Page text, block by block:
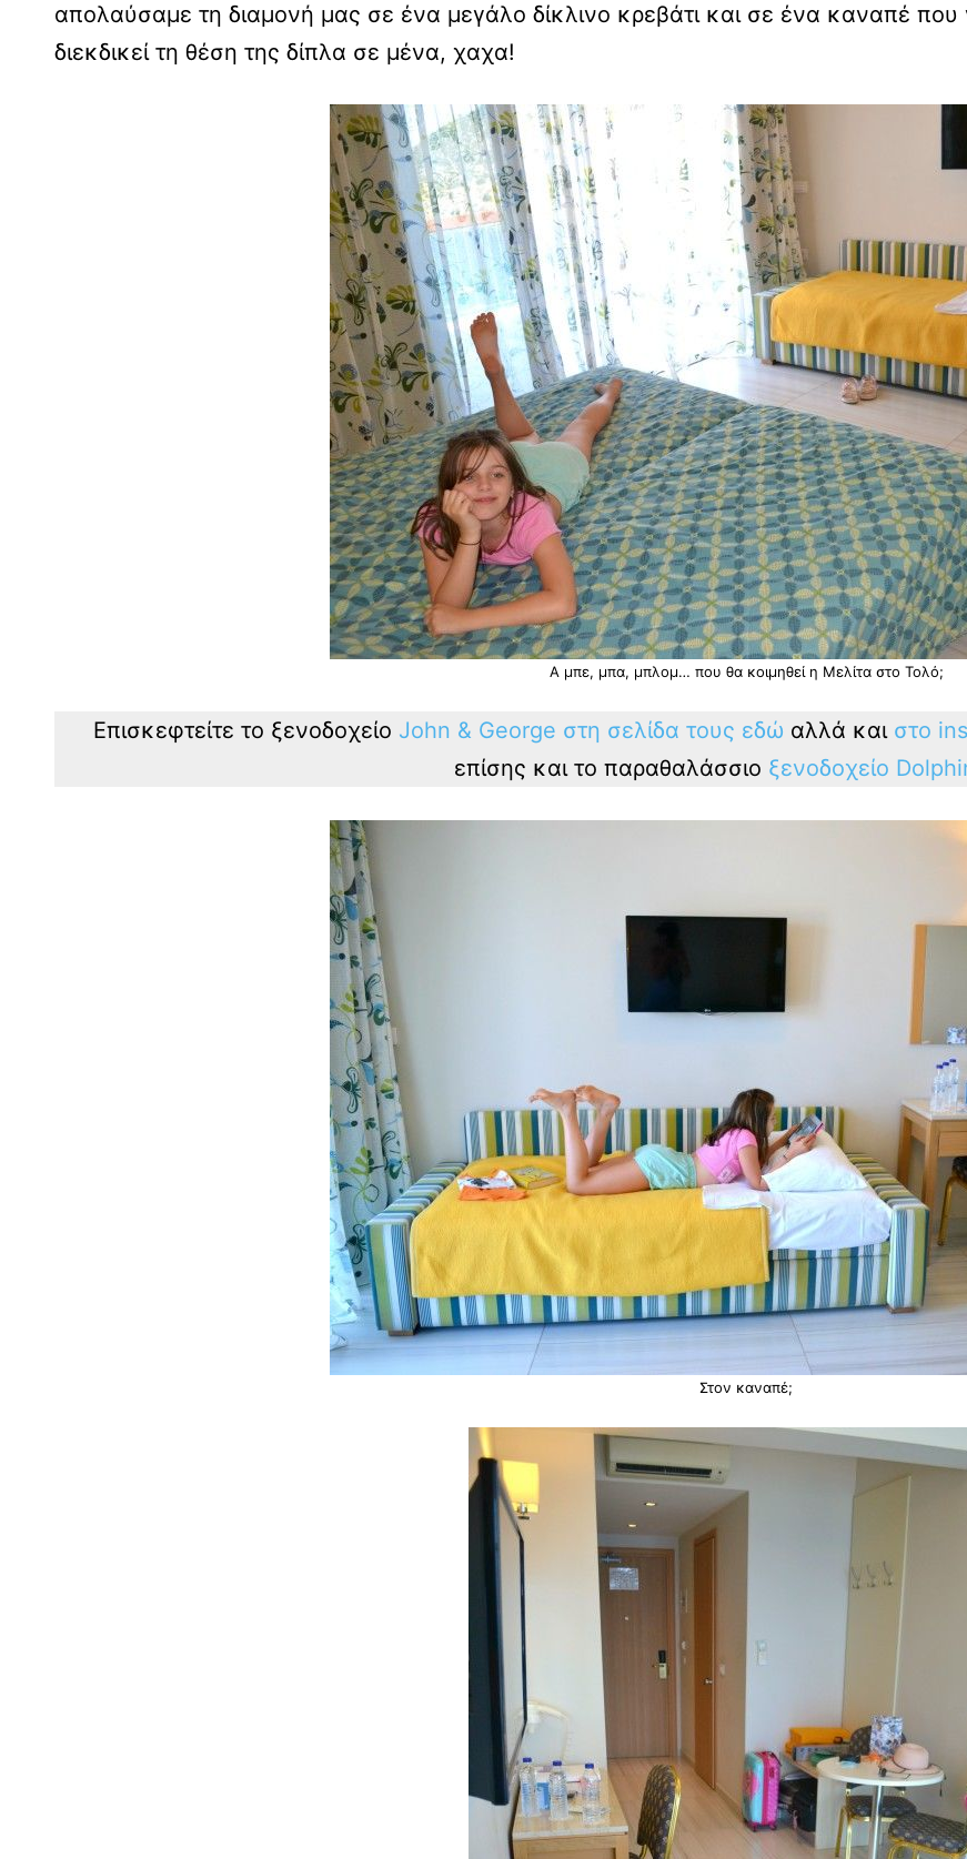
απολαύσαμε τη διαμονή μας σε ένα μεγάλο δίκλινο κρεβάτι και σε ένα καναπέ που
διεκδικεί τη θέση της δίπλα σε μένα, χαχα!
Α μπε, μπα, μπλομ… που θα κοιμηθεί η Μελίτα στο Τολό;
Επισκεφτείτε το ξενοδοχείο John & George στη σελίδα τους εδώ αλλά και στο
επίσης και το παραθαλάσσιο ξενοδοχείο
Στον καναπέ;